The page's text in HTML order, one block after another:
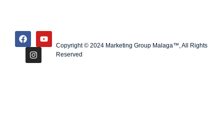
Copyright © 2024 Marketing Group Malaga™, All Rights
Reserved